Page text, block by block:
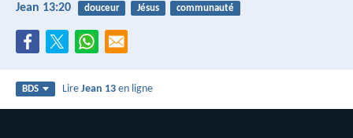
Jean 13:20 douceur Jésus communauté
BDS LireJean 13 en ligne